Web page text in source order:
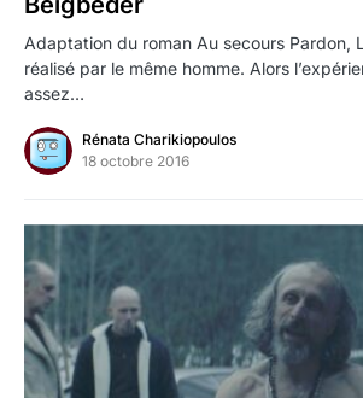
Adaptation du roman Au secours Pardon,
réalisé par le même homme. Alors
assez…
Rénata Charikiopoulos
18 octobre 2016